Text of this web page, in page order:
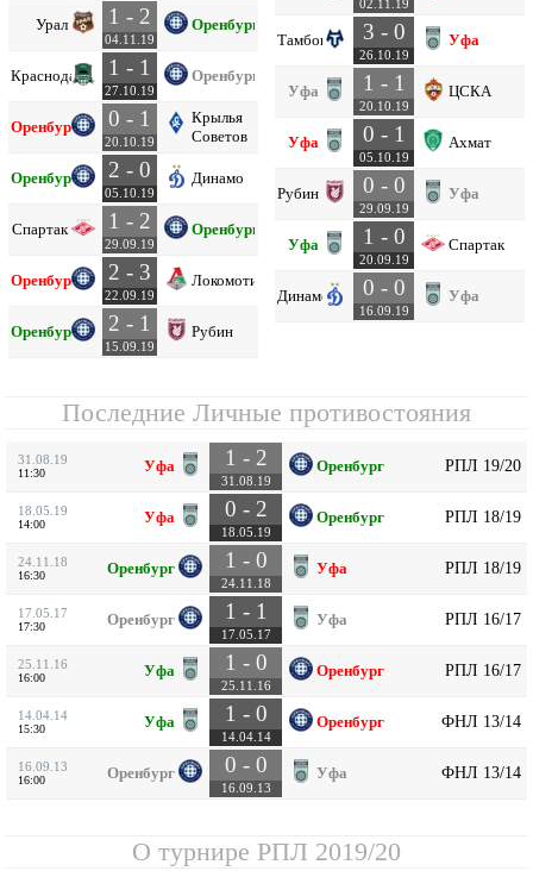
Урал 1 - 2
04.11.19
Оренбург
Краснодар 1 - 1
27.10.19
Оренбург
Оренбург 0 - 1
20.10.19
Крылья
Советов
Оренбург 2 - 0
05.10.19
Динамо
Спартак 1 - 2
29.09.19
Оренбург
Оренбург 2 - 3
22.09.19
Локомотив
Оренбург 2 - 1
15.09.19
Рубин
02.11.19
Тамбов 3 - 0
26.10.19
Уфа
Уфа 1 - 1
20.10.19
ЦСКА
Уфа 0 - 1
05.10.19
Ахмат
Рубин 0 - 0
29.09.19
Уфа
Уфа 1 - 0
20.09.19
Спартак
Динамо 0 - 0
16.09.19
Уфа
Последние Личные противостояния
31.08.19
11:30 Уфа 1 - 2
31.08.19
Оренбург РПЛ 19/20
18.05.19
14:00 Уфа 0 - 2
18.05.19
Оренбург РПЛ 18/19
24.11.18
16:30 Оренбург 1 - 0
24.11.18
Уфа РПЛ 18/19
17.05.17
17:30 Оренбург 1 - 1
17.05.17
Уфа РПЛ 16/17
25.11.16
16:00 Уфа 1 - 0
25.11.16
Оренбург РПЛ 16/17
14.04.14
15:30 Уфа 1 - 0
14.04.14
Оренбург ФНЛ 13/14
16.09.13
16:00 Оренбург 0 - 0
16.09.13
Уфа ФНЛ 13/14
О турнире РПЛ 2019/20